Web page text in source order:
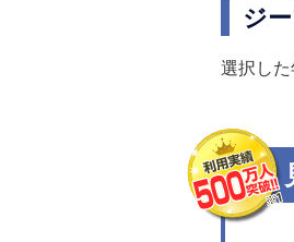
ジ
選択し